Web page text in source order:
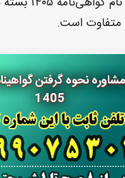
متفاوت است.
نحوه گرفتن
1405